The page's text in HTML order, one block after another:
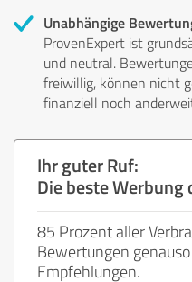
Unabhängige
ProvenExpert ist
und neutral.
freiwillig, können nicht
finanziell noch
Ihr guter Ruf:
Die beste Werbung
85 Prozent aller
Bewertungen
Empfehlungen.